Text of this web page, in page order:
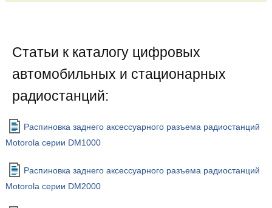
Статьи к каталогу цифровых
автомобильных и стационарных
радиостанций:
Распиновка заднего аксессуарного разъема радиостанций
Motorola серии DM1000
Распиновка заднего аксессуарного разъема радиостанций
Motorola серии DM2000